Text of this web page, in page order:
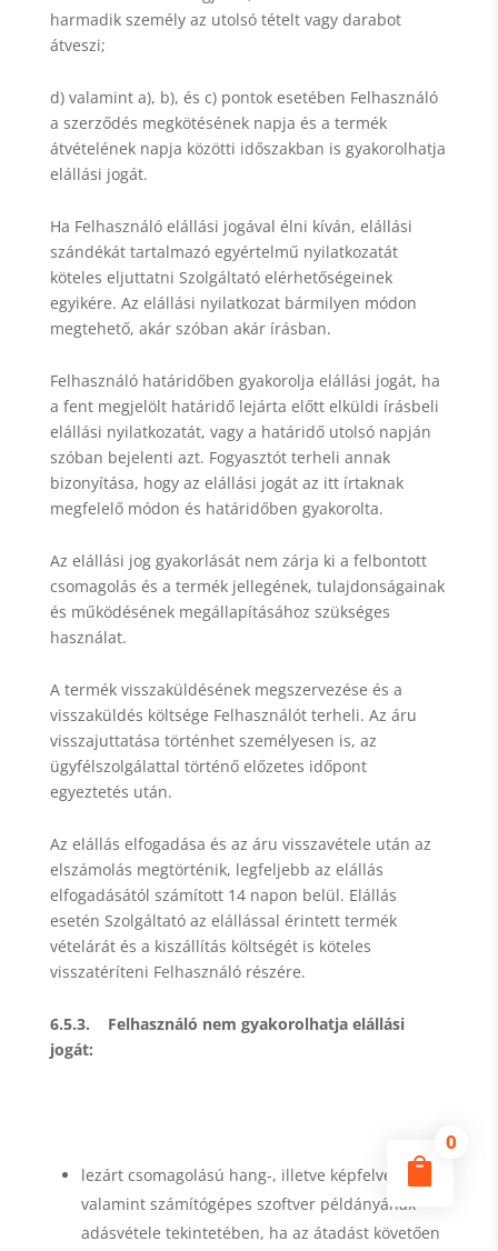

0
harmadik személy az utolsó tételt vagy darabot
átveszi;
d) valamint a), b), és c) pontok esetében Felhasználó
a szerződés megkötésének napja és a termék
átvételének napja közötti időszakban is gyakorolhatja
elállási jogát.
Ha Felhasználó elállási jogával élni kíván, elállási
szándékát tartalmazó egyértelmű nyilatkozatát
köteles eljuttatni Szolgáltató elérhetőségeinek
egyikére. Az elállási nyilatkozat bármilyen módon
megtehető, akár szóban akár írásban.
Felhasználó határidőben gyakorolja elállási jogát, ha
a fent megjelölt határidő lejárta előtt elküldi írásbeli
elállási nyilatkozatát, vagy a határidő utolsó napján
szóban bejelenti azt. Fogyasztót terheli annak
bizonyítása, hogy az elállási jogát az itt írtaknak
megfelelő módon és határidőben gyakorolta.
Az elállási jog gyakorlását nem zárja ki a felbontott
csomagolás és a termék jellegének, tulajdonságainak
és működésének megállapításához szükséges
használat.
A termék visszaküldésének megszervezése és a
visszaküldés költsége Felhasználót terheli. Az áru
visszajuttatása történhet személyesen is, az
ügyfélszolgálattal történő előzetes időpont
egyeztetés után.
Az elállás elfogadása és az áru visszavétele után az
elszámolás megtörténik, legfeljebb az elállás
elfogadásától számított 14 napon belül. Elállás
esetén Szolgáltató az elállással érintett termék
vételárát és a kiszállítás költségét is köteles
visszatéríteni Felhasználó részére.
6.5.3. Felhasználó nem gyakorolhatja elállási
jogát:
lezárt csomagolású hang-, illetve képfelvétel,
valamint számítógépes szoftver példányának
adásvétele tekintetében, ha az átadást követően